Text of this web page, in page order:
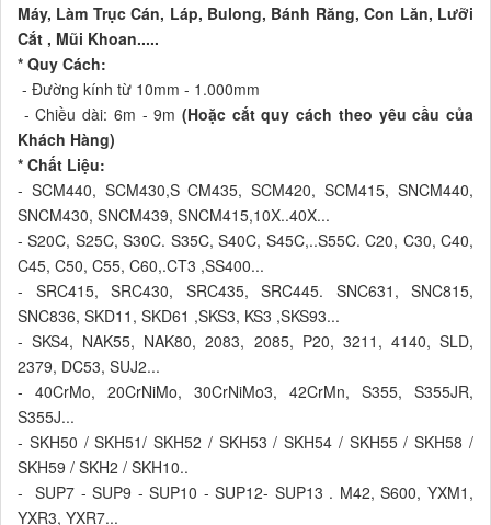
Máy, Làm Trục Cán, Láp, Bulong, Bánh Răng, Con Lăn, Lưỡi
Cắt , Mũi Khoan.....
* Quy Cách:
- Đường kính từ 10mm - 1.000mm
- Chiều dài: 6m - 9m (Hoặc cắt quy cách theo yêu cầu của
Khách Hàng)
* Chất Liệu:
- SCM440, SCM430,S CM435, SCM420, SCM415, SNCM440,
SNCM430, SNCM439, SNCM415,10X..40X...
- S20C, S25C, S30C. S35C, S40C, S45C,..S55C. C20, C30, C40,
C45, C50, C55, C60,.CT3 ,SS400...
- SRC415, SRC430, SRC435, SRC445. SNC631, SNC815,
SNC836, SKD11, SKD61 ,SKS3, KS3 ,SKS93...
- SKS4, NAK55, NAK80, 2083, 2085, P20, 3211, 4140, SLD,
2379, DC53, SUJ2...
- 40CrMo, 20CrNiMo, 30CrNiMo3, 42CrMn, S355, S355JR,
S355J...
- SKH50 / SKH51/ SKH52 / SKH53 / SKH54 / SKH55 / SKH58 /
SKH59 / SKH2 / SKH10..
- SUP7 - SUP9 - SUP10 - SUP12- SUP13 . M42, S600, YXM1,
YXR3, YXR7...